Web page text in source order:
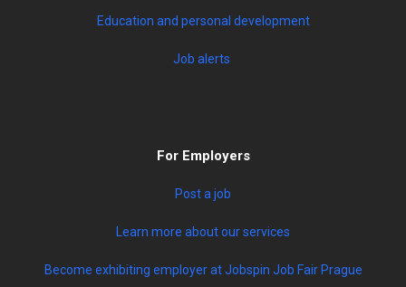
Education and personal development
Job alerts
For Employers
Post a job
Learn more about our services
Become exhibiting employer at Jobspin Job Fair Prague